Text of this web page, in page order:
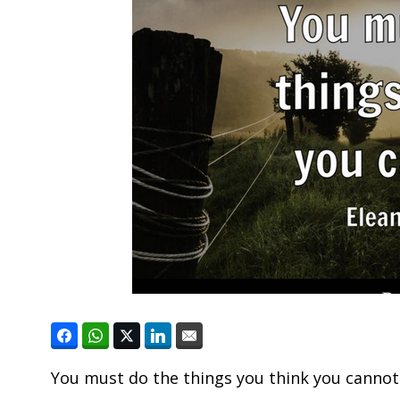
You must do the things you think you